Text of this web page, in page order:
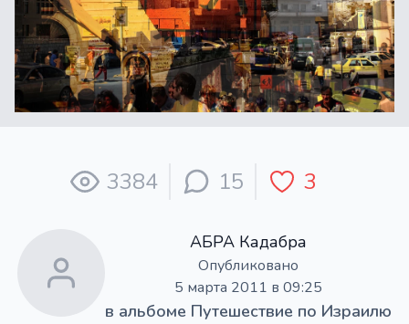
3384 15 3
АБРА Кадабра
Опубликовано
5 марта 2011 в 09:25
в альбоме Путешествие по Израилю